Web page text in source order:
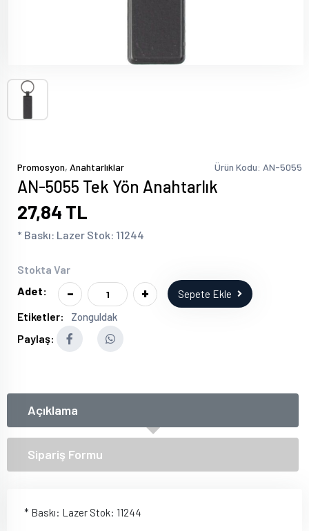
Promosyon, Anahtarlıklar Ürün Kodu: AN-5055
AN-5055 Tek Yön Anahtarlık
27,84 TL
* Baskı: Lazer Stok: 11244
Stokta Var
Adet:
- + Sepete Ekle
Etiketler: Zonguldak
Paylaş:
Açıklama
Sipariş Formu
* Baskı: Lazer Stok: 11244